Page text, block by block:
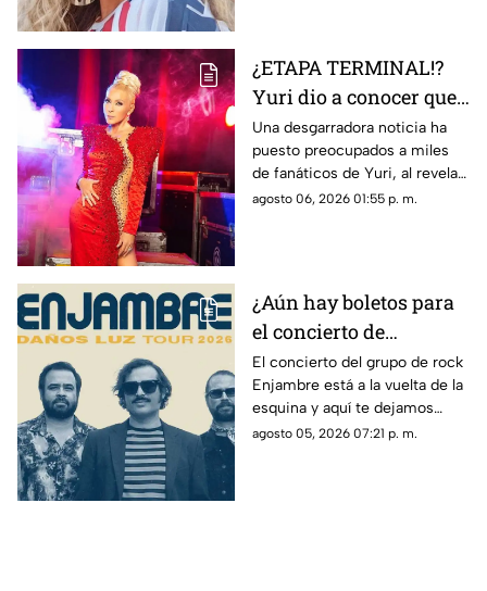
¿ETAPA TERMINAL!?
Yuri dio a conocer que
fue diagnosticada con
cáncer; esto se sabe
Una desgarradora noticia ha
puesto preocupados a miles
de fanáticos de Yuri, al revelar
que fue diagnosticada con
agosto 06, 2026 01:55 p. m.
¿Aún hay boletos para
el concierto de
Enjambre en Veracruz?
Esto sabemos
El concierto del grupo de rock
Enjambre está a la vuelta de la
esquina y aquí te dejamos
algunos detalles que te podrían
agosto 05, 2026 07:21 p. m.